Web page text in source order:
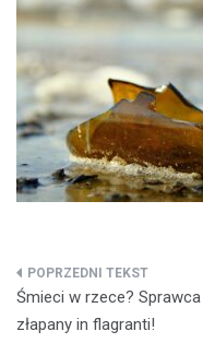
Nawigacja
wpisu
Śmieci w rzece? Sprawca
złapany in flagranti!